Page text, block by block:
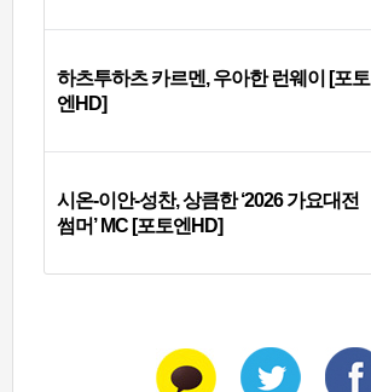
하츠투하츠 카르멘, 우아한 런웨이 [포토
엔HD]
시온-이안-성찬, 상큼한 ‘2026 가요대전
썸머’ MC [포토엔HD]